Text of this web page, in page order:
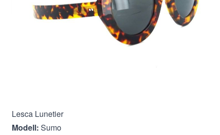
Lesca Lunetier
Modell: Sumo